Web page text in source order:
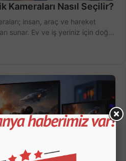
Kameraları Nasıl Seçilir?
insan, araç ve hareket
sunar. Ev ve iş yeriniz için doğru